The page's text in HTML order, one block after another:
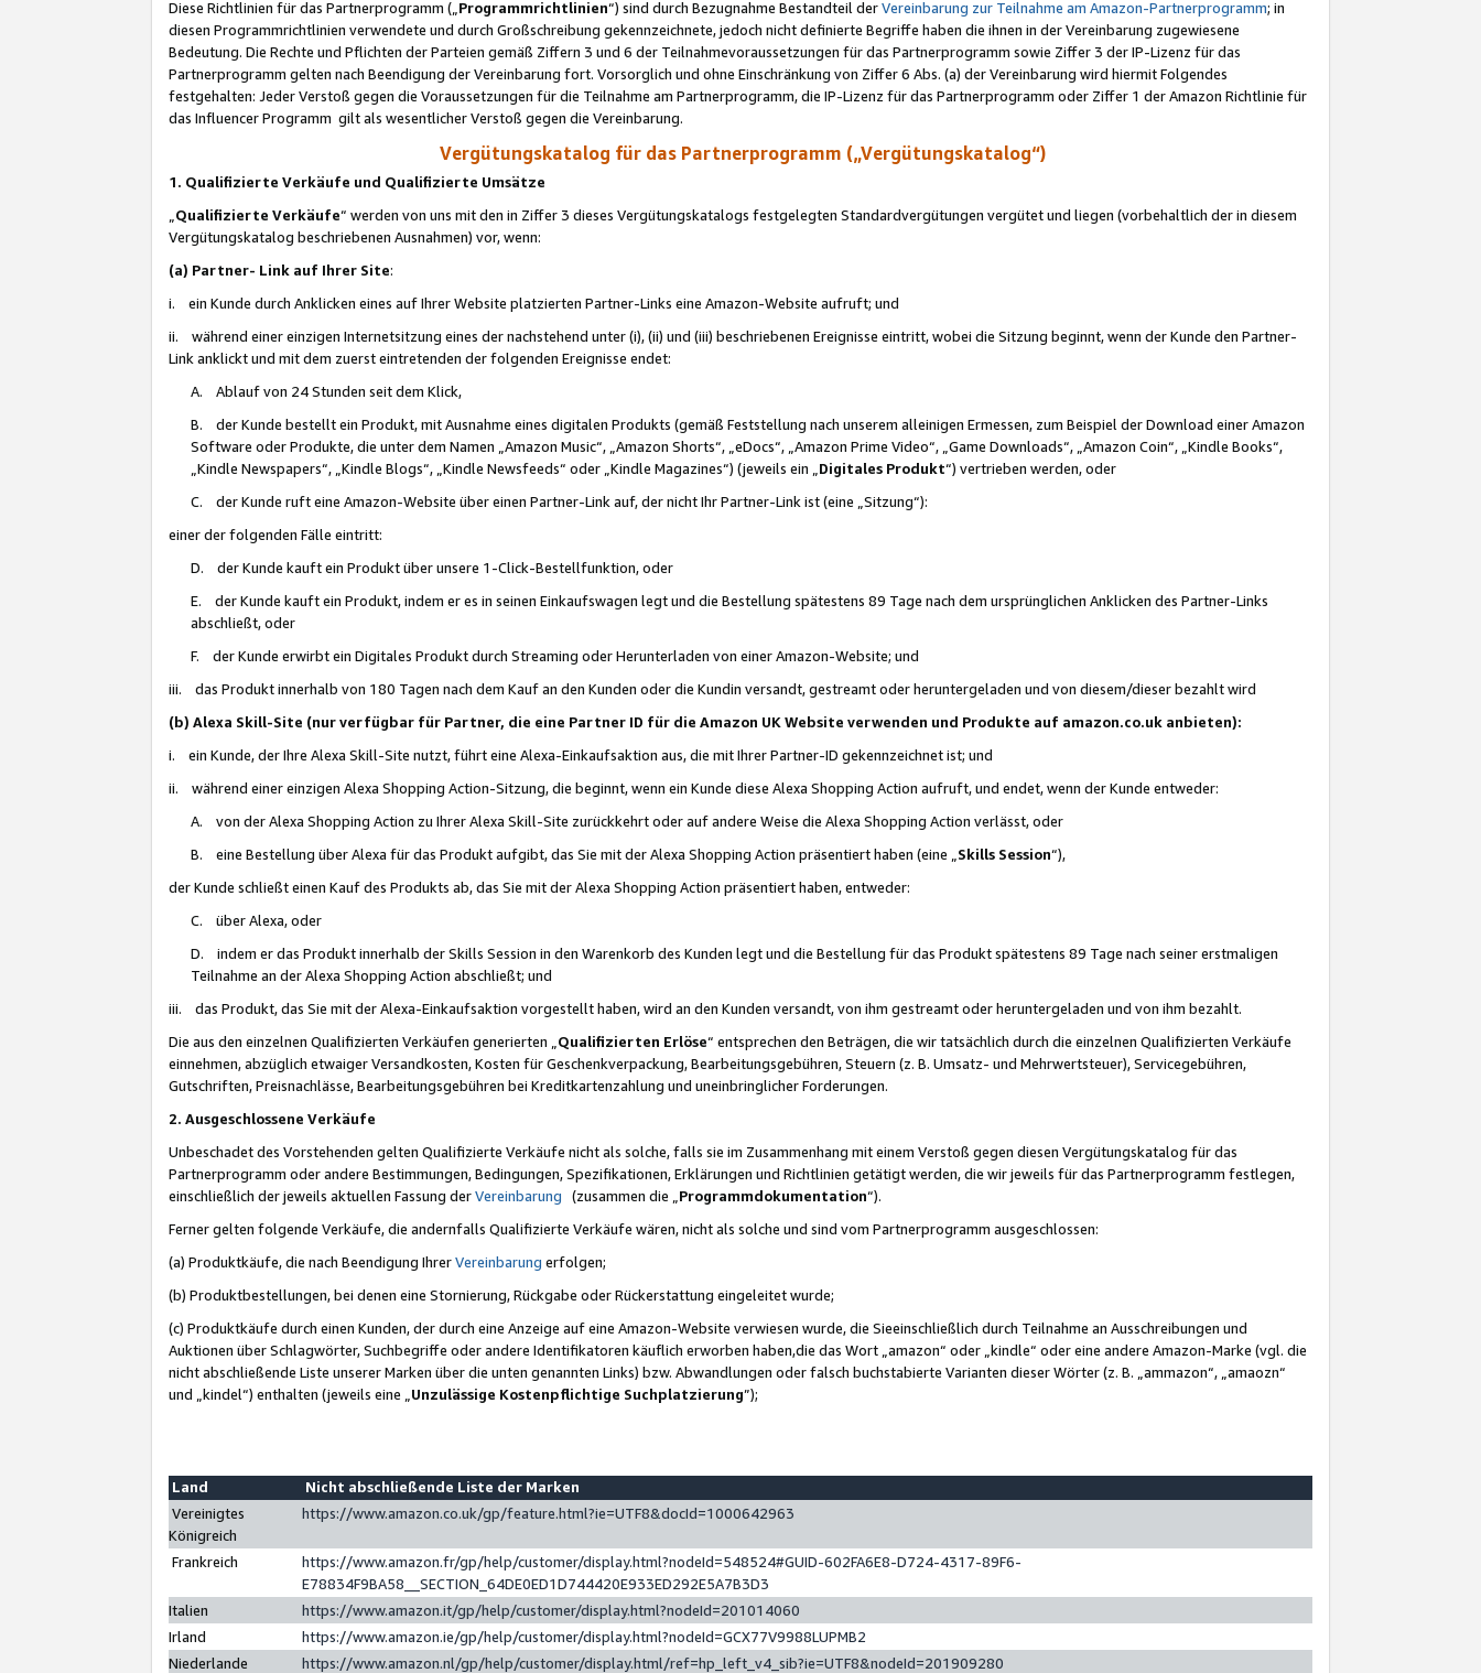
Diese Richtlinien für das Partnerprogramm („Programmrichtlinien“) sind durch Bezugnahme Bestandteil derVereinbarung zur Teilnahme am Amazon-Partnerprogramm; in
diesen Programmrichtlinien verwendete und durch Großschreibung gekennzeichnete, jedoch nicht definierte Begriffe haben die ihnen in der Vereinbarung zugewiesene
Bedeutung. Die Rechte und Pflichten der Parteien gemäß Ziffern 3 und 6 der Teilnahmevoraussetzungen für das Partnerprogramm sowie Ziffer 3 der IP-Lizenz für das
Partnerprogramm gelten nach Beendigung der Vereinbarung fort. Vorsorglich und ohne Einschränkung von Ziffer 6 Abs. (a) der Vereinbarung wird hiermit Folgendes
festgehalten: Jeder Verstoß gegen die Voraussetzungen für die Teilnahme am Partnerprogramm, die IP-Lizenz für das Partnerprogramm oder Ziffer 1 der Amazon Richtlinie für
das Influencer Programm gilt als wesentlicher Verstoß gegen die Vereinbarung.
Vergütungskatalog für das Partnerprogramm („Vergütungskatalog“)
1. Qualifizierte Verkäufe und Qualifizierte Umsätze
Qualifizierte Verkäufe“ werden von uns mit den in Ziffer 3 dieses Vergütungskatalogs festgelegten Standardvergütungen vergütet und liegen (vorbehaltlich der in diesem
Vergütungskatalog beschriebenen Ausnahmen) vor, wenn:
(a) Partner- Link auf Ihrer Site:
i. ein Kunde durch Anklicken eines auf Ihrer Website platzierten Partner-Links eine Amazon-Website aufruft; und
ii. während einer einzigen Internetsitzung eines der nachstehend unter (i), (ii) und (iii) beschriebenen Ereignisse eintritt, wobei die Sitzung beginnt, wenn der Kunde den Partner-
Link anklickt und mit dem zuerst eintretenden der folgenden Ereignisse endet:
A. Ablauf von 24 Stunden seit dem Klick,
B. der Kunde bestellt ein Produkt, mit Ausnahme eines digitalen Produkts (gemäß Feststellung nach unserem alleinigen Ermessen, zum Beispiel der Download einer Amazon
Software oder Produkte, die unter dem Namen „Amazon Music“, „Amazon Shorts“, „eDocs“, „Amazon Prime Video“, „Game Downloads“, „Amazon Coin“, „Kindle Books“,
„Kindle Newspapers“, „Kindle Blogs“, „Kindle Newsfeeds“ oder „Kindle Magazines“) (jeweils ein „ Digitales Produkt“) vertrieben werden, oder
C. der Kunde ruft eine Amazon-Website über einen Partner-Link auf, der nicht Ihr Partner-Link ist (eine „Sitzung“):
einer der folgenden Fälle eintritt:
D. der Kunde kauft ein Produkt über unsere 1-Click-Bestellfunktion, oder
E. der Kunde kauft ein Produkt, indem er es in seinen Einkaufswagen legt und die Bestellung spätestens 89 Tage nach dem ursprünglichen Anklicken des Partner-Links
abschließt, oder
F. der Kunde erwirbt ein Digitales Produkt durch Streaming oder Herunterladen von einer Amazon-Website; und
iii. das Produkt innerhalb von 180 Tagen nach dem Kauf an den Kunden oder die Kundin versandt, gestreamt oder heruntergeladen und von diesem/dieser bezahlt wird
(b) Alexa Skill-Site (nur verfügbar für Partner, die eine Partner ID für die Amazon UK Website verwenden und Produkte auf amazon.co.uk anbieten):
i. ein Kunde, der Ihre Alexa Skill-Site nutzt, führt eine Alexa-Einkaufsaktion aus, die mit Ihrer Partner-ID gekennzeichnet ist; und
ii. während einer einzigen Alexa Shopping Action-Sitzung, die beginnt, wenn ein Kunde diese Alexa Shopping Action aufruft, und endet, wenn der Kunde entweder:
A. von der Alexa Shopping Action zu Ihrer Alexa Skill-Site zurückkehrt oder auf andere Weise die Alexa Shopping Action verlässt, oder
B. eine Bestellung über Alexa für das Produkt aufgibt, das Sie mit der Alexa Shopping Action präsentiert haben (eine „ Skills Session“),
der Kunde schließt einen Kauf des Produkts ab, das Sie mit der Alexa Shopping Action präsentiert haben, entweder:
C. über Alexa, oder
D. indem er das Produkt innerhalb der Skills Session in den Warenkorb des Kunden legt und die Bestellung für das Produkt spätestens 89 Tage nach seiner erstmaligen
Teilnahme an der Alexa Shopping Action abschließt; und
iii. das Produkt, das Sie mit der Alexa-Einkaufsaktion vorgestellt haben, wird an den Kunden versandt, von ihm gestreamt oder heruntergeladen und von ihm bezahlt.
Die aus den einzelnen Qualifizierten Verkäufen generierten „ Qualifizierten Erlöse“ entsprechen den Beträgen, die wir tatsächlich durch die einzelnen Qualifizierten Verkäufe
einnehmen, abzüglich etwaiger Versandkosten, Kosten für Geschenkverpackung, Bearbeitungsgebühren, Steuern (z. B. Umsatz- und Mehrwertsteuer), Servicegebühren,
Gutschriften, Preisnachlässe, Bearbeitungsgebühren bei Kreditkartenzahlung und uneinbringlicher Forderungen.
2. Ausgeschlossene Verkäufe
Unbeschadet des Vorstehenden gelten Qualifizierte Verkäufe nicht als solche, falls sie im Zusammenhang mit einem Verstoß gegen diesen Vergütungskatalog für das
Partnerprogramm oder andere Bestimmungen, Bedingungen, Spezifikationen, Erklärungen und Richtlinien getätigt werden, die wir jeweils für das Partnerprogramm festlegen,
einschließlich der jeweils aktuellen Fassung derVereinbarung (zusammen die „ Programmdokumentation“).
Ferner gelten folgende Verkäufe, die andernfalls Qualifizierte Verkäufe wären, nicht als solche und sind vom Partnerprogramm ausgeschlossen:
(a) Produktkäufe, die nach Beendigung IhrerVereinbarung erfolgen;
(b) Produktbestellungen, bei denen eine Stornierung, Rückgabe oder Rückerstattung eingeleitet wurde;
(c) Produktkäufe durch einen Kunden, der durch eine Anzeige auf eine Amazon-Website verwiesen wurde, die Sieeinschließlich durch Teilnahme an Ausschreibungen und
Auktionen über Schlagwörter, Suchbegriffe oder andere Identifikatoren käuflich erworben haben,die das Wort „amazon“ oder „kindle“ oder eine andere Amazon-Marke (vgl. die
nicht abschließende Liste unserer Marken über die unten genannten Links) bzw. Abwandlungen oder falsch buchstabierte Varianten dieser Wörter (z. B. „ammazon“, „amaozn“
und „kindel“) enthalten (jeweils eine „ Unzulässige Kostenpflichtige Suchplatzierung”);
Land
Nicht abschließende Liste der Marken
Vereinigtes
Königreich
https://www.amazon.co.uk/gp/feature.html?ie=UTF8&docId=1000642963
Frankreich
https://www.amazon.fr/gp/help/customer/display.html?nodeId=548524#GUID-602FA6E8-D724-4317-89F6-
E78834F9BA58__SECTION_64DE0ED1D744420E933ED292E5A7B3D3
Italien
https://www.amazon.it/gp/help/customer/display.html?nodeId=201014060
Irland
https://www.amazon.ie/gp/help/customer/display.html?nodeId=GCX77V9988LUPMB2
Niederlande
https://www.amazon.nl/gp/help/customer/display.html/ref=hp_left_v4_sib?ie=UTF8&nodeId=201909280